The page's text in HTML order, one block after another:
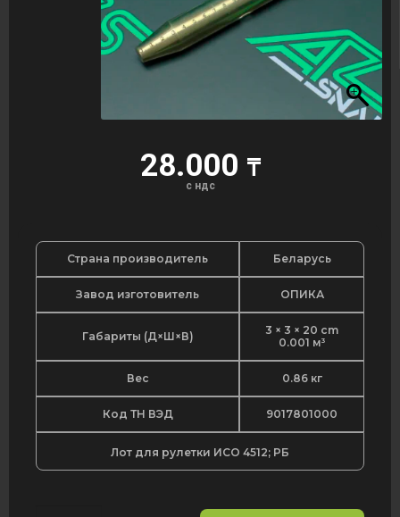
28.000 ₸
с ндс
Страна производитель Беларусь
Завод изготовитель ОПИКА
Габариты (Д×Ш×В)
3 × 3 × 20 cm
0.001 м³
Вес 0.86 кг
Код ТН ВЭД 9017801000
Лот для рулетки ИСО 4512; РБ